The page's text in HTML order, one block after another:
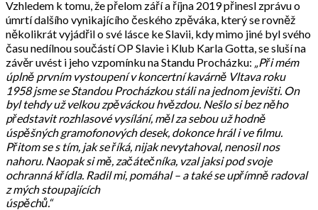
Vzhledem k tomu, že přelom září a října 2019 přinesl zprávu o
úmrtí dalšího vynikajícího českého zpěváka, který se rovněž
několikrát vyjádřil o své lásce ke Slavii, kdy mimo jiné byl svého
času nedílnou součástí OP Slavie i Klub Karla Gotta, se sluší na
závěr uvést i jeho vzpomínku na Standu Procházku:
„Při mém
úplně prvním vystoupení v koncertní kavárně Vltava roku
1958 jsme se Standou Procházkou stáli na jednom jevišti. On
byl tehdy už velkou zpěváckou hvězdou. Nešlo si bez něho
představit rozhlasové vysílání, měl za sebou už hodně
úspěšných gramofonových desek, dokonce hrál i ve filmu.
Přitom se s tím, jak se říká, nijak nevytahoval, nenosil nos
nahoru. Naopak si mě, začátečníka, vzal jaksi pod svoje
ochranná křídla. Radil mi, pomáhal – a také se upřímně radoval
z mých stoupajících
úspěchů.“